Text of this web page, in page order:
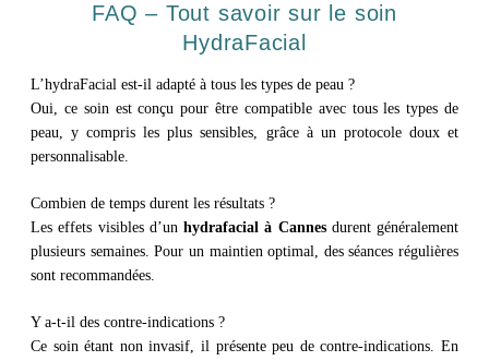
FAQ – Tout savoir sur le soin
HydraFacial
L’hydraFacial est-il adapté à tous les types de peau ?
Oui, ce soin est conçu pour être compatible avec tous les types de
peau, y compris les plus sensibles, grâce à un protocole doux et
personnalisable.
Combien de temps durent les résultats ?
Les effets visibles d’un hydrafacial à Cannesdurent généralement
plusieurs semaines. Pour un maintien optimal, des séances régulières
sont recommandées.
Y a-t-il des contre-indications ?
Ce soin étant non invasif, il présente peu de contre-indications. En